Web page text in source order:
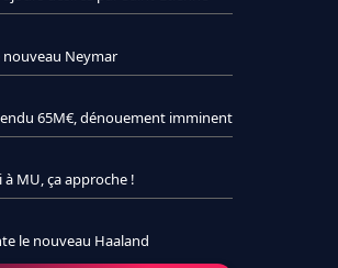
nouveau Neymar
65M€, dénouement imminent
MU, ça approche !
le nouveau Haaland